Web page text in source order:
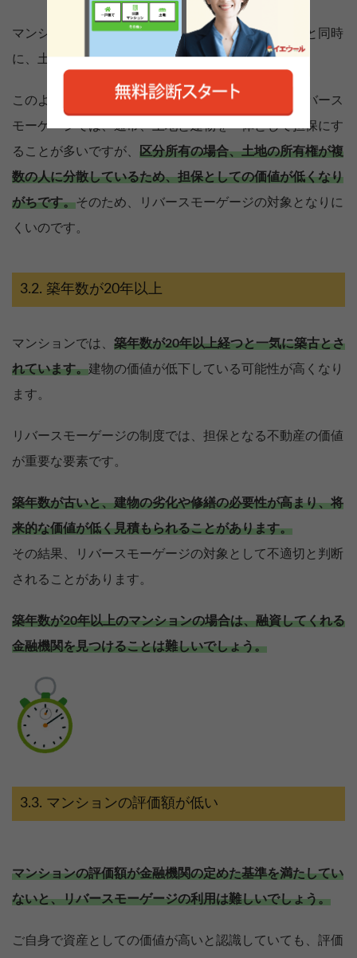
マンションの場合、建物の一部（部屋）を所有すると同時
に、土地の共有持分も所有しています。
このような所有形態を「区分所有」といいます。リバース
モーゲージでは、通常、土地と建物を一体として担保にす
ることが多いですが、 区分所有の場合、土地の所有権が複
数の人に分散しているため、担保としての価値が低くなり
がちです。そのため、リバースモーゲージの対象となりに
くいのです。
築年数が20年以上
マンションでは、 築年数が20年以上経つと一気に築古とさ
れています。建物の価値が低下している可能性が高くなり
ます。
リバースモーゲージの制度では、担保となる不動産の価値
が重要な要素です。
築年数が古いと、建物の劣化や修繕の必要性が高まり、将
来的な価値が低く見積もられることがあります。
その結果、リバースモーゲージの対象として不適切と判断
されることがあります。
築年数が20年以上のマンションの場合は、融資してくれる
金融機関を見つけることは難しいでしょう。
マンションの評価額が低い
マンションの評価額が金融機関の定めた基準を満たしてい
ないと、リバースモーゲージの利用は難しいでしょう。
ご自身で資産としての価値が高いと認識していても、評価